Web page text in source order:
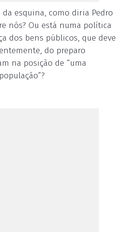
esquina, como diria Pedro
nós? Ou está numa política
dos bens públicos, que deve
do preparo
na posição de “uma